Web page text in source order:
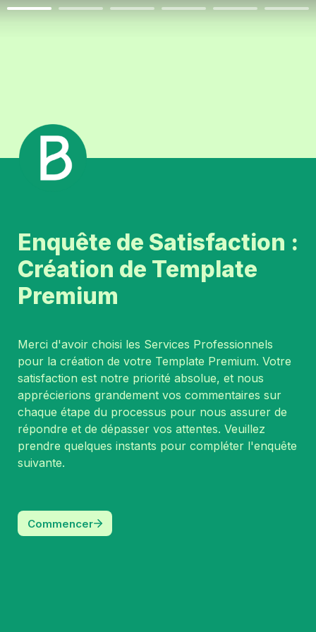
Enquête de Satisfaction :
Création de Template
Premium
Merci d'avoir choisi les Services Professionnels
pour la création de votre Template Premium. Votre
satisfaction est notre priorité absolue, et nous
apprécierions grandement vos commentaires sur
chaque étape du processus pour nous assurer de
répondre et de dépasser vos attentes. Veuillez
prendre quelques instants pour compléter l'enquête
suivante.
Commencer